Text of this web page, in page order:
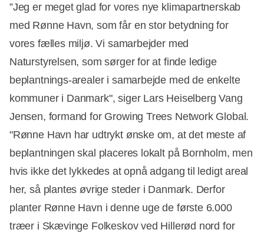
”Jeg er meget glad for vores nye klimapartnerskab
med Rønne Havn, som får en stor betydning for
vores fælles miljø. Vi samarbejder med
Naturstyrelsen, som sørger for at finde ledige
beplantnings-arealer i samarbejde med de enkelte
kommuner i Danmark", siger Lars Heiselberg Vang
Jensen, formand for Growing Trees Network Global.
"Rønne Havn har udtrykt ønske om, at det meste af
beplantningen skal placeres lokalt på Bornholm, men
hvis ikke det lykkedes at opnå adgang til ledigt areal
her, så plantes øvrige steder i Danmark. Derfor
planter Rønne Havn i denne uge de første 6.000
træer i Skævinge Folkeskov ved Hillerød nord for